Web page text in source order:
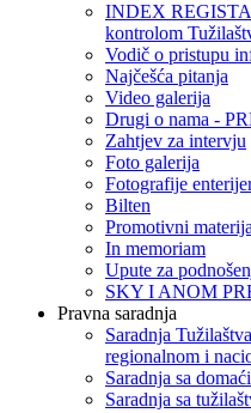
INDEX
kontrolom
Vodič o pristupu
Najčešća pitanja
Video galerija
Drugi o nama -
Zahtjev za intervju
Foto galerija
Fotografije
Bilten
Promotivni
In memoriam
Upute za
SKY I ANOM
Pravna saradnja
Saradnja
regionalnom i
Saradnja sa
Saradnja sa